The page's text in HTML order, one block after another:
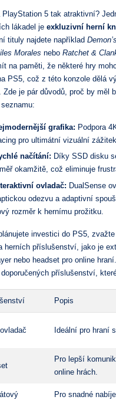
PlayStation 5 tak atraktivní?
lákadel je exkluzivní herní
tituly najdete například
Morales nebo Ratchet &
na paměti, že některé hry
PS5, což z této konzole dělá
Zde je pár důvodů, proč by měl
grafika: Podpora
pro ultimátní vizuální
načítání: Díky SSD disku
okamžitě, což eliminuje
ovladač: DualSense
odezvu a adaptivní
rozměr k hernímu prožitku.
investici do PS5,
herních příslušenství, jako je
nebo headset pro online
doporučených příslušenství,
Popis
Ideální pro hraní s
Pro lepší
online hrách.
Pro snadné